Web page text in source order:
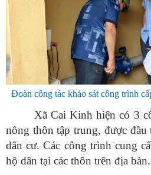
Đoàn công tác khảo sát công trình
Xã Cai Kinh hiện có 3
nông thôn tập trung, được
dân cư. Các công trình cung
hộ dân tại các thôn trên địa bàn.